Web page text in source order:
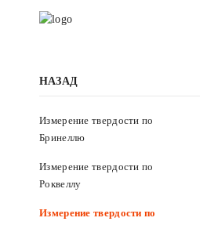
НАЗАД
Измерение твердости по
Бринеллю
Измерение твердости по
Роквеллу
Измерение твердости по